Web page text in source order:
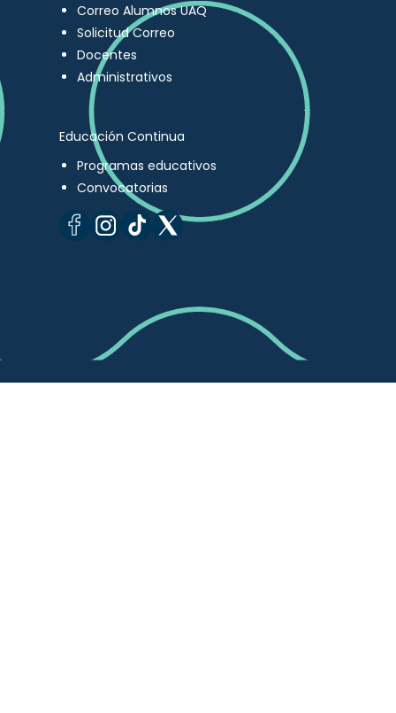
Correo Alumnos UAQ
Solicitud Correo
Docentes
Administrativos
Educación Continua
Programas educativos
Convocatorias